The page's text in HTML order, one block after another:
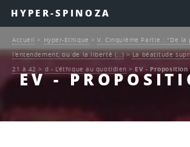
HYPER-SPINOZA
EV -
Accueil > Hyper-Ethique >V. Cinquième Partie : "De la
l’entendement, ou de la liberté (…) >La béatitude
21 à 42 > d - L’éthique au quotidien > EV - Proposition